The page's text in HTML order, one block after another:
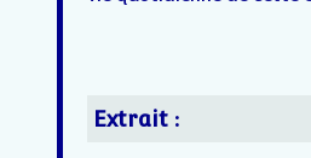
Extrait :